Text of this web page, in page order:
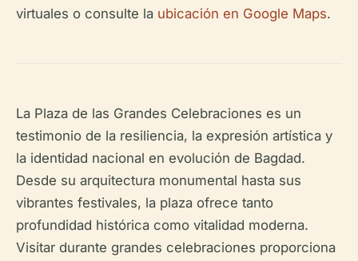
virtuales o consulte la ubicación en Google Maps.
La Plaza de las Grandes Celebraciones es un
testimonio de la resiliencia, la expresión artística y
la identidad nacional en evolución de Bagdad.
Desde su arquitectura monumental hasta sus
vibrantes festivales, la plaza ofrece tanto
profundidad histórica como vitalidad moderna.
Visitar durante grandes celebraciones proporciona